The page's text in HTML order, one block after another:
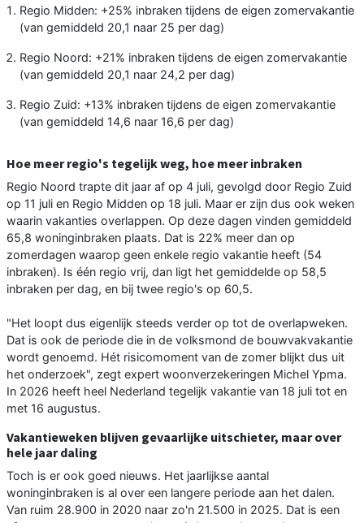
Regio Midden: +25% inbraken tijdens de eigen zomervakantie
(van gemiddeld 20,1 naar 25 per dag)
Regio Noord: +21% inbraken tijdens de eigen zomervakantie
(van gemiddeld 20,1 naar 24,2 per dag)
Regio Zuid: +13% inbraken tijdens de eigen zomervakantie
(van gemiddeld 14,6 naar 16,6 per dag)
Hoe meer regio's tegelijk weg, hoe meer inbraken
Regio Noord trapte dit jaar af op 4 juli, gevolgd door Regio Zuid
op 11 juli en Regio Midden op 18 juli. Maar er zijn dus ook weken
waarin vakanties overlappen. Op deze dagen vinden gemiddeld
65,8 woninginbraken plaats. Dat is 22% meer dan op
zomerdagen waarop geen enkele regio vakantie heeft (54
inbraken). Is één regio vrij, dan ligt het gemiddelde op 58,5
inbraken per dag, en bij twee regio's op 60,5.
"Het loopt dus eigenlijk steeds verder op tot de overlapweken.
Dat is ook de periode die in de volksmond de bouwvakvakantie
wordt genoemd. Hét risicomoment van de zomer blijkt dus uit
het onderzoek", zegt expert woonverzekeringen Michel Ypma.
In 2026 heeft heel Nederland tegelijk vakantie van 18 juli tot en
met 16 augustus.
Vakantieweken blijven gevaarlijke uitschieter, maar over
hele jaar daling
Toch is er ook goed nieuws. Het jaarlijkse aantal
woninginbraken is al over een langere periode aan het dalen.
Van ruim 28.900 in 2020 naar zo'n 21.500 in 2025. Dat is een